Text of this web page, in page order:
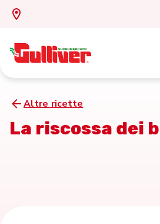
Altre ricette
La riscossa dei